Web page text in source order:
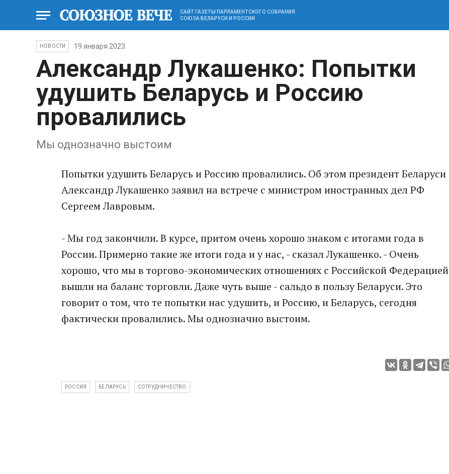
САЙТ ГАЗЕТЫ ПАРЛАМЕНТСКОГО СОБРАНИЯ
СОЮЗА БЕЛАРУСИ И РОССИИ
НОВОСТИ 19 января 2023
Александр Лукашенко: Попытки
удушить Беларусь и Россию
провалились
Мы однозначно выстоим
Попытки удушить Беларусь и Россию провалились. Об этом президент Беларуси
Александр Лукашенко заявил на встрече с министром иностранных дел РФ
Сергеем Лавровым.
- Мы год закончили. В курсе, притом очень хорошо знаком с итогами года в
России. Примерно такие же итоги года и у нас, - сказал Лукашенко. - Очень
хорошо, что мы в торгово-экономических отношениях с Российской Федерацией
вышли на баланс торговли. Даже чуть выше - сальдо в пользу Беларуси. Это
говорит о том, что те попытки нас удушить, и Россию, и Беларусь, сегодня
фактически провалились. Мы однозначно выстоим.
РОССИЯ БЕЛАРУСЬ СОТРУДНИЧЕСТВО